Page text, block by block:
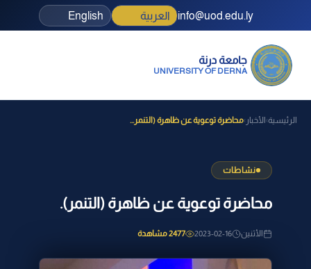
info@uod.edu.ly العربية English
جامعة درنة
UNIVERSITY OF DERNA
الرئيسية› الأخبار ›محاضرة توعوية عن ظاهرة (التنمر...
نشاطات
محاضرة توعوية عن ظاهرة (التنمر).
الأثنين 2023-02-16 2477 مشاهدة